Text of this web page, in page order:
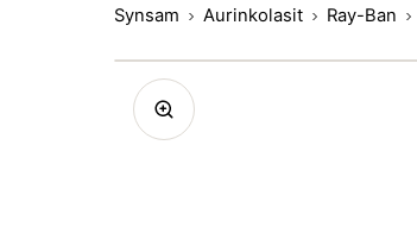
Synsam Aurinkolasit Ray-Ban